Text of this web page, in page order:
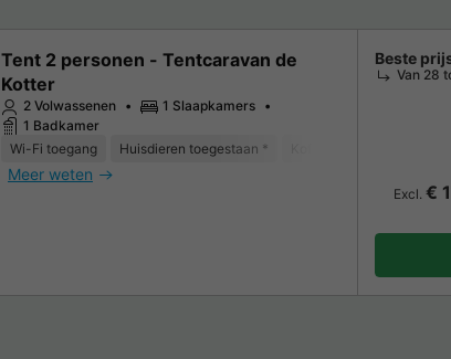
Tent 2 personen - Tentcaravan de
Kotter
2 Volwassenen
1 Slaapkamers
1 Badkamer
Wi-Fi toegang
Huisdieren toegestaan *
Meer weten
Beste
Van 28
Excl. €